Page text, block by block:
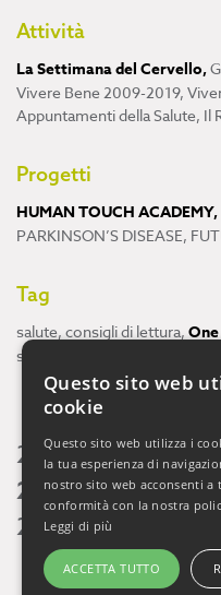
Attività
La Settimana del Cervello,
Vivere Bene 2009-2019,
Appuntamenti della Salute, Il
Progetti
HUMAN TOUCH ACADEMY,
PARKINSON’S DISEASE,
Tag
salute, consigli di lettura,
scienza
2026 2025 2024
2020 2019 2018
2014 2013
Questo sito web
cookie
Questo sito web utilizza i
la tua esperienza di
nostro sito web acconsenti
conformità con la nostra
Leggi di più
ACCETTA TUTTO